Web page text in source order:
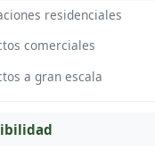
residenciales
comerciales
a gran escala